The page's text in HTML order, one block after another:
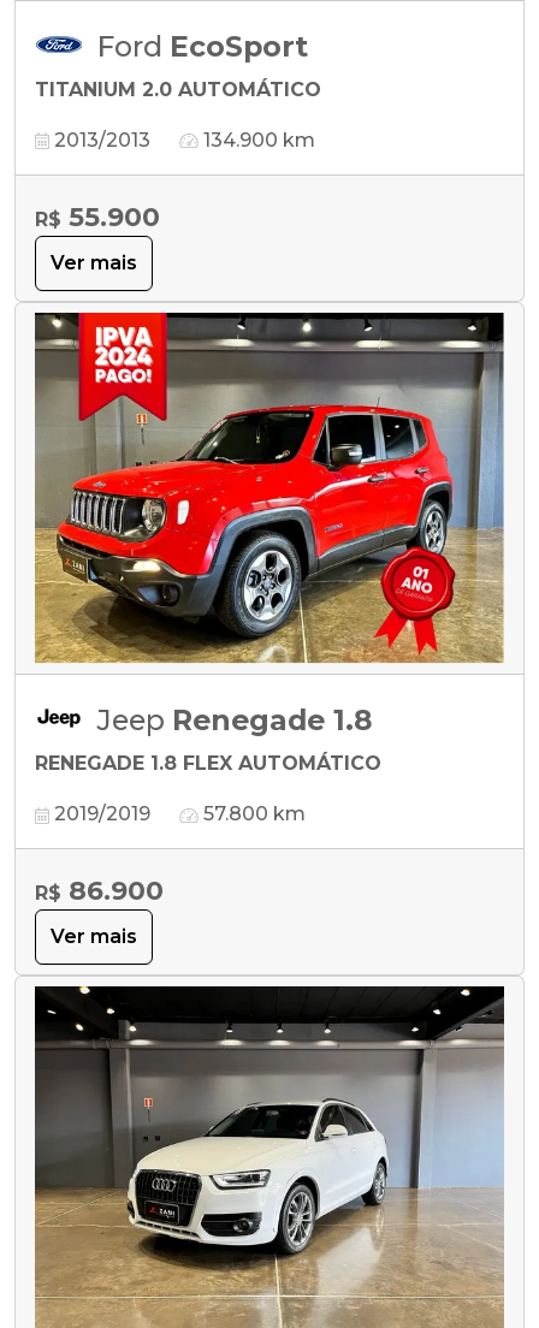
Ford EcoSport
TITANIUM 2.0 AUTOMÁTICO
2013/2013 134.900 km
R$ 55.900
Ver mais
Jeep Renegade 1.8
RENEGADE 1.8 FLEX AUTOMÁTICO
2019/2019 57.800 km
R$ 86.900
Ver mais